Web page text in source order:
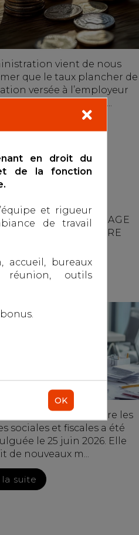
vient de nous
que le taux plancher de
versée à l’employeur
CHÔMAGE
DÉSORMAIS ÊTRE
DE FRAUDE
:
travail - Salariés
relative à la lutte contre les
sociales et fiscales a été
le 25 juin 2026. Elle
de nouveaux m...
la suite
en droit du
de la fonction
et rigueur
de travail
accueil, bureaux
réunion, outils
OK